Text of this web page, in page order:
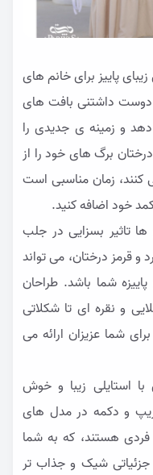
پاییز برای خانم های
داشتنی بافت های
و زمینه ی جدیدی را
برگ های خود را از
کنند، زمان مناسبی است
خود اضافه کنید.
تاثیر بسزایی در جلب
و قرمز درختان، می تواند
شما باشد. طراحان
و نقره ای تا شکلاتی
شما عزیزان ارائه می
استایلی زیبا و خوش
و دکمه در مدل های
هستند، که به شما
شیک و جذاب تر